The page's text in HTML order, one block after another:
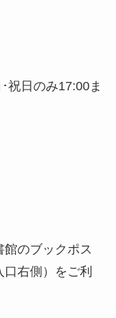
日のみ17:00ま
のブックポス
右側）をご利